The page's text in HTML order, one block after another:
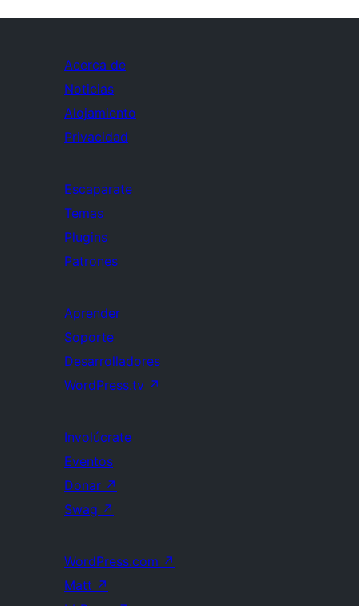
Acerca de
Noticias
Alojamiento
Privacidad
Escaparate
Temas
Plugins
Patrones
Aprender
Soporte
Desarrolladores
WordPress.tv ↗
Involúcrate
Eventos
Donar ↗
Swag ↗
WordPress.com ↗
Matt ↗